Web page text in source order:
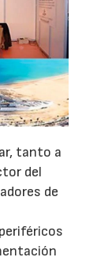
tanto a
del
de